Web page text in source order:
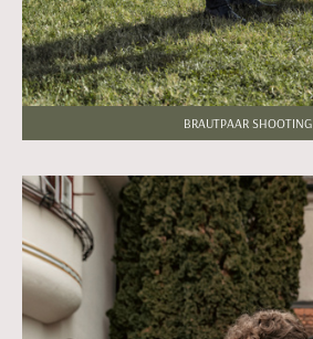
BRAUTPAAR SHOOTING